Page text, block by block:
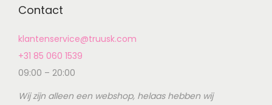
Contact
klantenservice@truusk.com
+31 85 060 1539
09:00 – 20:00
Wij zijn alleen een webshop, helaas hebben wij